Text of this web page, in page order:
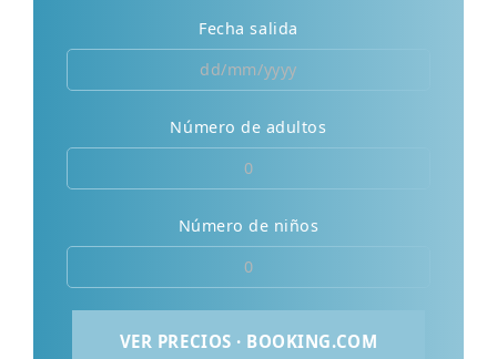
Fecha salida
Número de adultos
Número de niños